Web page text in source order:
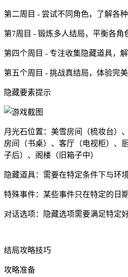
第二周目 - 尝试不同角色，了解各
第7周目 - 锻炼多人结局，平衡各角
第四个周目 - 专注收集隐藏道具，
第五个周目 - 挑战真结局，体验完
隐藏要素提示
月光石位置：美雪房间（梳妆台）
房间（书桌）、客厅（电视柜）、
子后）、阁楼（旧箱子中）
隐藏道具：需要在特定条件下与环
特殊事件：某些事件只在特定的日
对话选项：隐藏选项需要满足特定
结局攻略技巧
攻略准备